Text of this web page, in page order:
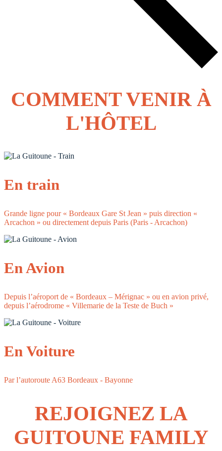
COMMENT VENIR À
L'HÔTEL
En train
Grande ligne pour « Bordeaux Gare St Jean » puis direction «
Arcachon » ou directement depuis Paris (Paris - Arcachon)
En Avion
Depuis l’aéroport de « Bordeaux – Mérignac » ou en avion privé,
depuis l’aérodrome « Villemarie de la Teste de Buch »
En Voiture
Par l’autoroute A63 Bordeaux - Bayonne
REJOIGNEZ LA
GUITOUNE FAMILY